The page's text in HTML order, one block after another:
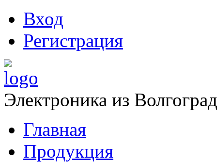
Вход
Регистрация
Электроника из
Главная
Продукция